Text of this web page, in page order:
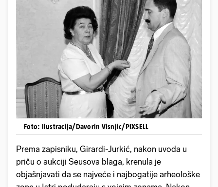
Foto: Ilustracija/Davorin Visnjic/PIXSELL
Prema zapisniku, Girardi-Jurkić, nakon uvoda u
priču o aukciji Seusova blaga, krenula je
objašnjavati da se najveće i najbogatije arheološke